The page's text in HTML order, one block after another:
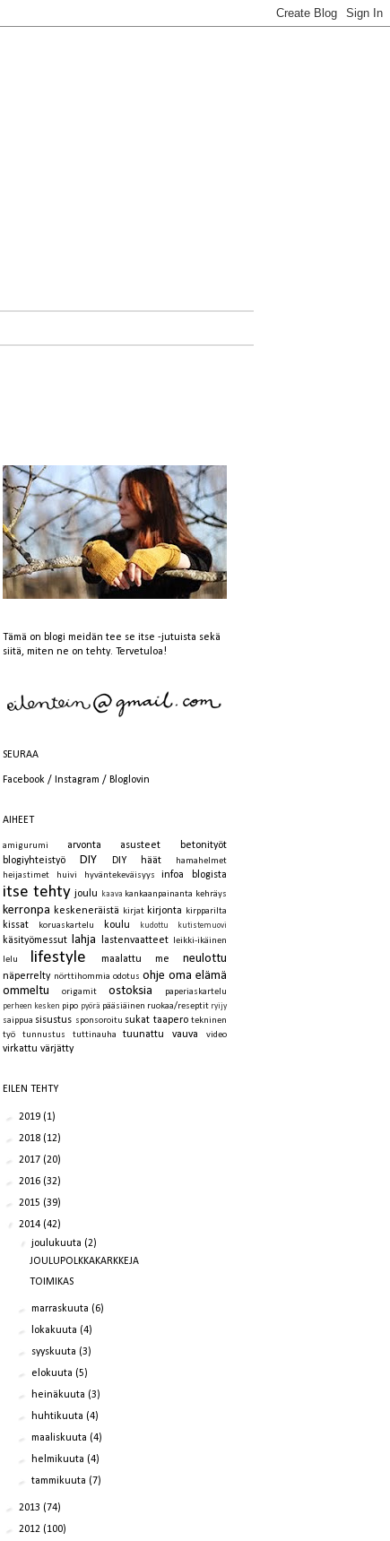
Tämä on blogi meidän tee se itse -jutuista sekä
siitä, miten ne on tehty. Tervetuloa!
SEURAA
Facebook / Instagram / Bloglovin
AIHEET
amigurumi arvonta asusteet
betonityöt
blogiyhteistyö
DIY DIY häät
hamahelmet
heijastimet
huivi hyväntekeväisyys infoa blogista
itse tehty joulu kaava kankaanpainanta kehräys
kerronpa keskeneräistä kirjat kirjonta kirpparilta
kissat koruaskartelu koulu kudottu kutistemuovi
käsityömessut lahja lastenvaatteet
leikki-ikäinen
lelu
lifestyle maalattu me neulottu
näperrelty nörttihommia odotus ohje oma elämä
ommeltu
origamit ostoksia paperiaskartelu
perheen kesken pipo pyörä pääsiäinen ruokaa/reseptit ryijy
saippua sisustus sponsoroitu sukat taapero tekninen
työ
tunnustus tuttinauha tuunattu vauva video
virkattu värjätty
EILEN TEHTY
► 2019 (1)
► 2018 (12)
► 2017 (20)
► 2016 (32)
► 2015 (39)
▼ 2014 (42)
▼joulukuuta (2)
JOULUPOLKKAKARKKEJA
TOIMIKAS
►marraskuuta (6)
► lokakuuta (4)
► syyskuuta (3)
► elokuuta (5)
► heinäkuuta (3)
► huhtikuuta (4)
►maaliskuuta (4)
► helmikuuta (4)
►tammikuuta (7)
► 2013 (74)
► 2012 (100)